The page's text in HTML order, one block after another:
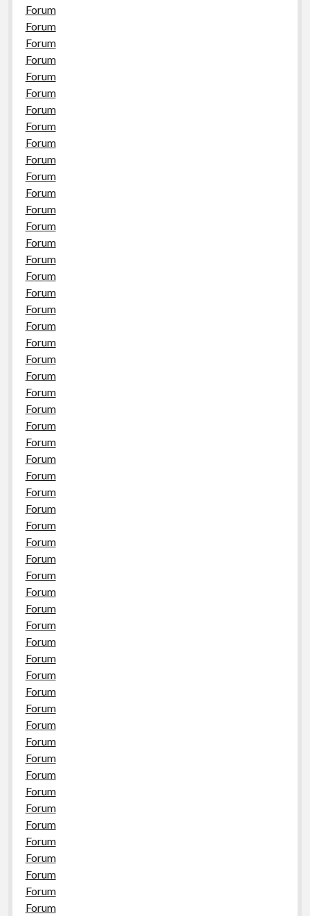
Forum
Forum
Forum
Forum
Forum
Forum
Forum
Forum
Forum
Forum
Forum
Forum
Forum
Forum
Forum
Forum
Forum
Forum
Forum
Forum
Forum
Forum
Forum
Forum
Forum
Forum
Forum
Forum
Forum
Forum
Forum
Forum
Forum
Forum
Forum
Forum
Forum
Forum
Forum
Forum
Forum
Forum
Forum
Forum
Forum
Forum
Forum
Forum
Forum
Forum
Forum
Forum
Forum
Forum
Forum